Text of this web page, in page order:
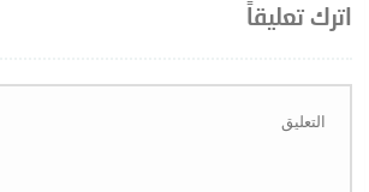
اترك تعليقاً